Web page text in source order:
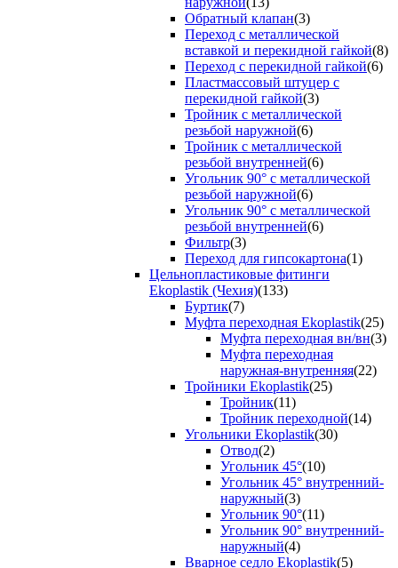
Обратный клапан(3)
Переход с металлической
вставкой и перекидной гайкой(8)
Переход с перекидной гайкой(6)
Пластмассовый штуцер с
перекидной гайкой(3)
Тройник с металлической
резьбой наружной(6)
Тройник с металлической
резьбой внутренней(6)
Угольник 90° с металлической
резьбой наружной(6)
Угольник 90° с металлической
резьбой внутренней(6)
Фильтр(3)
Переход для гипсокартона(1)
Цельнопластиковые фитинги
Ekoplastik (Чехия)(133)
Буртик(7)
Муфта переходная Ekoplastik(25)
Муфта переходная вн/вн(3)
Муфта переходная
наружная-внутренняя(22)
Тройники Ekoplastik(25)
Тройник(11)
Тройник переходной(14)
Угольники Ekoplastik(30)
Отвод(2)
Угольник 45°(10)
Угольник 45° внутренний-
наружный(3)
Угольник 90°(11)
Угольник 90° внутренний-
наружный(4)
Вварное седло Ekoplastik(5)